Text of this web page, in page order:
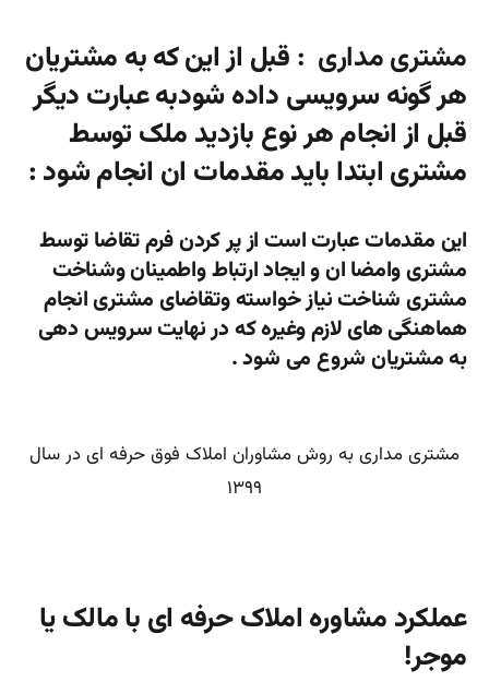
مشتری مداری : قبل از این که به مشتریان
هر گونه سرویسی داده شودبه عبارت دیگر
قبل از انجام هر نوع بازدید ملک توسط
مشتری ابتدا باید مقدمات ان انجام شود :
این مقدمات عبارت است از پر کردن فرم تقاضا توسط
مشتری وامضا ان و ایجاد ارتباط واطمینان وشناخت
مشتری شناخت نیاز خواسته وتقاضای مشتری انجام
هماهنگی های لازم وغیره که در نهایت سرویس دهی
به مشتریان شروع می شود .
مشتری مداری به روش مشاوران املاک فوق حرفه ای در سال
۱۳۹۹
عملکرد مشاوره املاک حرفه ای با مالک یا
موجر!